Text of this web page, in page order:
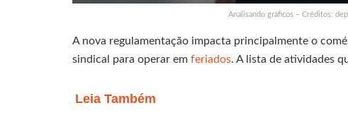
Analisando gráficos – Créditos:
A nova regulamentação impacta principalmente o
sindical para operar em feriados. A lista de atividades
Leia Também